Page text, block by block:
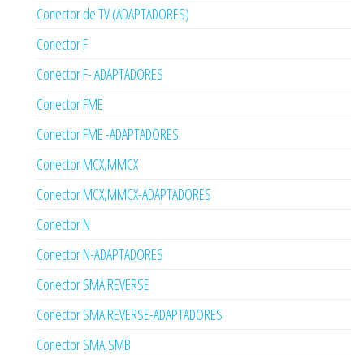
Conector de TV (ADAPTADORES)
Conector F
Conector F- ADAPTADORES
Conector FME
Conector FME -ADAPTADORES
Conector MCX,MMCX
Conector MCX,MMCX-ADAPTADORES
Conector N
Conector N-ADAPTADORES
Conector SMA REVERSE
Conector SMA REVERSE-ADAPTADORES
Conector SMA,SMB